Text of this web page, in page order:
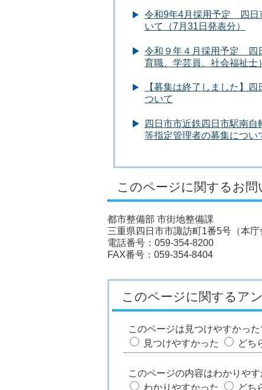
令和9年4月採用予定 四日
いて（7月31日発表分）
令和９年４月採用予定 四
育職、学芸員、社会福祉
【募集は終了しました】
ついて
四日市市近鉄四日市駅南
等指定管理者の募集につい
このページに関するお問
都市整備部 市街地整備課
三重県四日市市諏訪町1番5号（本庁
電話番号：059-354-8200
FAX番号：059-354-8404
このページに関するア
このページは見つけやすかった
見つけやすかった
どち
このページの内容はわかりや
わかりやすかった
どち